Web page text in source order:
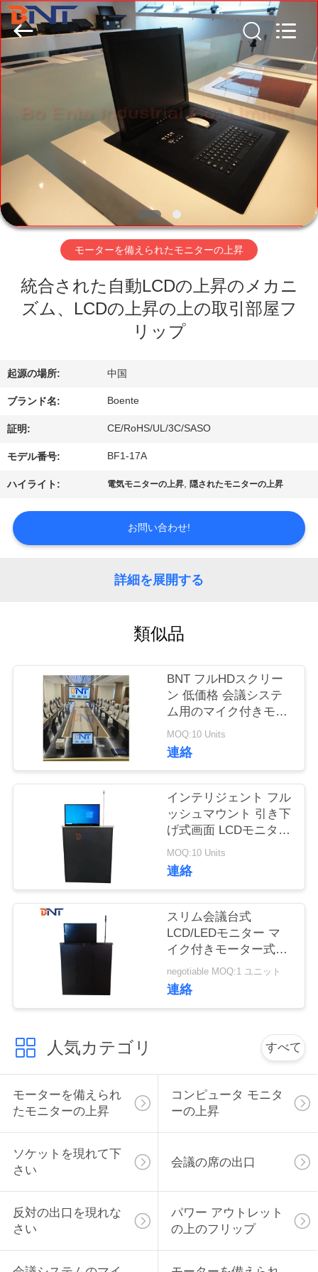
家
ロ
ク
つ
い
て
工
場
旅
管
達
し
ュ
ス
場
合
CONFERENCE
ROOM
Technology
Co.,
Ltd
(Bo
Ente
Co.,
Limited).
All
モーターを備えられたモニターの上昇
統合された自動LCDの上昇のメカニ
ズム、LCDの上昇の上の取引部屋フ
リップ
起源の場所: 中国
ブランド名: Boente
証明: CE/RoHS/UL/3C/SASO
モデル番号: BF1-17A
ハイライト: 電気モニターの上昇,隠されたモニターの上昇
お問い合わせ!
詳細を展開する
類似品
BNT フルHDスクリー
ン 低価格 会議システ
ム用のマイク付きモー
ター式引き取り可能な
モニターリフト
MOQ:10 Units
連絡
インテリジェント フル
ッシュマウント 引き下
げ式画面 LCDモニター
リフト 迅速なリフティ
ング 会議用の内蔵マイ
ク
MOQ:10 Units
連絡
スリム会議台式
LCD/LEDモニター マ
イク付きモーター式リ
フト
negotiable MOQ:1 ユニット
連絡
人気カテゴリ すべて
モーターを備えられ
たモニターの上昇
コンピュータ モニタ
ーの上昇
ソケットを現れて下
さい
会議の席の出口
反対の出口を現れな
さい
パワー アウトレット
の上のフリップ